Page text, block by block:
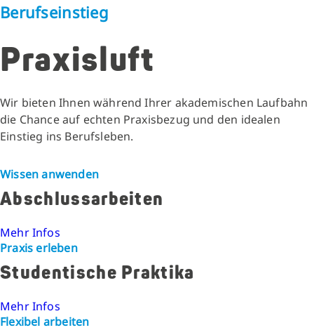
Berufseinstieg
Praxisluft
Wir bieten Ihnen während Ihrer akademischen Laufbahn
die Chance auf echten Praxisbezug und den idealen
Einstieg ins Berufsleben.
Wissen anwenden
Abschlussarbeiten
Mehr Infos
Praxis erleben
Studentische Praktika
Mehr Infos
Flexibel arbeiten